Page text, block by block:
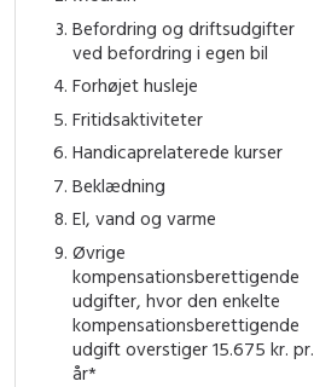
Befordring og driftsudgifter
ved befordring i egen bil
Forhøjet husleje
Fritidsaktiviteter
Handicaprelaterede kurser
Beklædning
El, vand og varme
Øvrige
kompensationsberettigende
udgifter, hvor den enkelte
kompensationsberettigende
udgift overstiger 15.675 kr. pr.
år*